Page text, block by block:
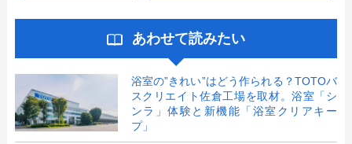
あわせて読みたい
浴室の”きれい”はどう作られる？TOTOバ
スクリエイト佐倉工場を取材。浴室「シ
ンラ」体験と新機能「浴室クリアキー
プ」